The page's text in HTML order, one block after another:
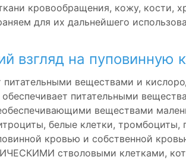
кровообращения, кожу, кости,
для их дальнейшего
взгляд на пуповинную
питательными веществами и
обеспечивает питательными
веществами
белые клетки, тромбоциты,
кровью и собственной
стволовыми клетками,